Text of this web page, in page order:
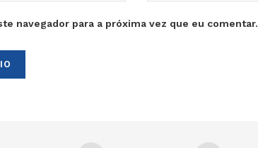
navegador para a próxima vez que eu comentar.